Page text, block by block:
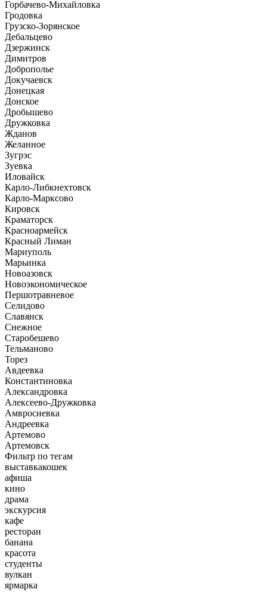
Горбачево-Михайловка
Гродовка
Грузско-Зорянское
Дебальцево
Дзержинск
Димитров
Доброполье
Докучаевск
Донецкая
Донское
Дробышево
Дружковка
Жданов
Желанное
Зугрэс
Зуевка
Иловайск
Карло-Либкнехтовск
Карло-Марксово
Кировск
Краматорск
Красноармейск
Красный Лиман
Мариуполь
Марьинка
Новоазовск
Новоэкономическое
Першотравневое
Селидово
Славянск
Снежное
Старобешево
Тельманово
Торез
Авдеевка
Константиновка
Александровка
Алексеево-Дружковка
Амвросиевка
Андреевка
Артемово
Артемовск
Фильтр по тегам
выставкакошек
афиша
кино
драма
экскурсия
кафе
ресторан
банана
красота
студенты
вулкан
ярмарка